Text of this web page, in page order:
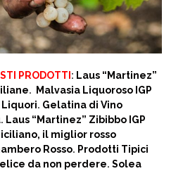
PRODOTTI : Laus “Martinez”
.
Malvasia Liquoroso IGP
Liquori. Gelatina di Vino
. Laus “Martinez” Zibibbo IGP
il miglior rosso
Rosso. Prodotti Tipici
da non perdere. Solea